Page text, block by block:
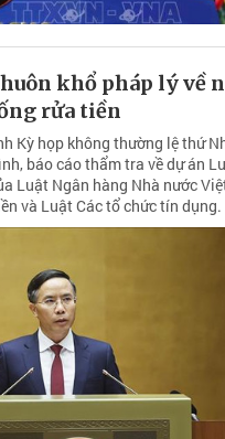
khổ pháp lý về
rửa tiền
Kỳ họp không thường lệ thứ
báo cáo thẩm tra về dự án
Luật Ngân hàng Nhà nước
và Luật Các tổ chức tín dụng.